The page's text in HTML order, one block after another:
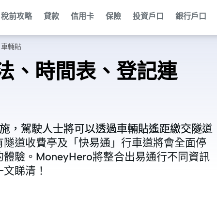
稅前攻略 貸款 信用卡 保險 投資戶口 銀行戶口
輛貼
、時間表、登記連
，駕駛人士將可以透過車輛貼遙距繳交隧道
道收費亭及「快易通」行車道將會全面停
驗。MoneyHero將整合出易通行不同資訊
睇清！
，駕駛人士將可以透過車輛貼遙距繳交隧道
道收費亭及「快易通」行車道將會全面停
驗。MoneyHero將整合出易通行不同資訊
睇清！